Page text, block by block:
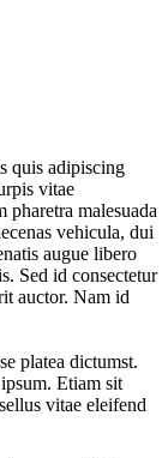
quis adipiscing
vitae
pharetra malesuada
vehicula, dui
augue libero
Sed id consectetur
auctor. Nam id
platea dictumst.
Etiam sit
vitae eleifend